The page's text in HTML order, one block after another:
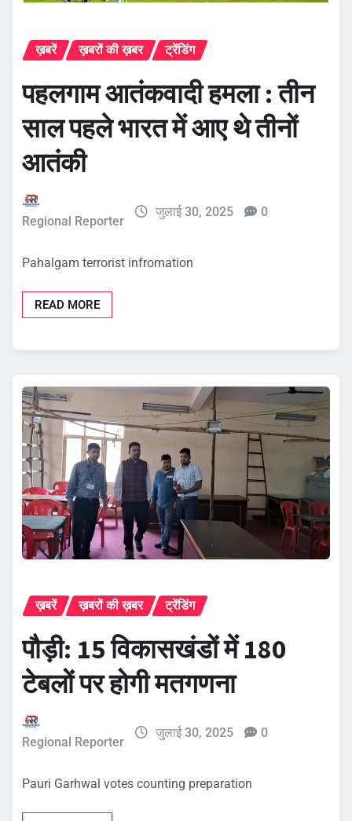
ख़बरें ख़बरों की ख़बर ट्रेंडिंग
पहलगाम आतंकवादी हमला : तीन
साल पहले भारत में आए थे तीनों
आतंकी
Regional Reporter
जुलाई 30, 2025 0
Pahalgam terrorist infromation
READ MORE
ख़बरें ख़बरों की ख़बर ट्रेंडिंग
पौड़ी: 15 विकासखंडों में 180
टेबलों पर होगी मतगणना
Regional Reporter
जुलाई 30, 2025 0
Pauri Garhwal votes counting preparation